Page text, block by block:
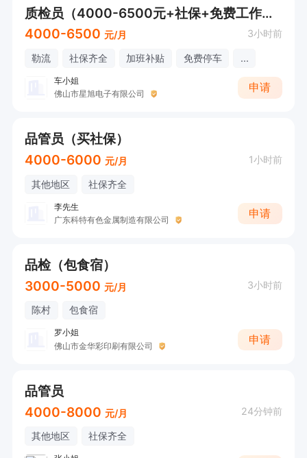
质检员（4000-6500元+社保+免费工作餐+节日慰问）
4000-6500 元/月 3小时前
勒流 社保齐全 加班补贴 免费停车 ...
车小姐
佛山市星旭电子有限公司
申请
品管员（买社保）
4000-6000 元/月 1小时前
其他地区 社保齐全
李先生
广东科特有色金属制造有限公司
申请
品检（包食宿）
3000-5000 元/月 3小时前
陈村 包食宿
罗小姐
佛山市金华彩印刷有限公司
申请
品管员
4000-8000 元/月 24分钟前
其他地区 社保齐全